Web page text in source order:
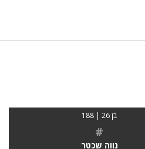
בן 26 | 188
#
נווה שכטר